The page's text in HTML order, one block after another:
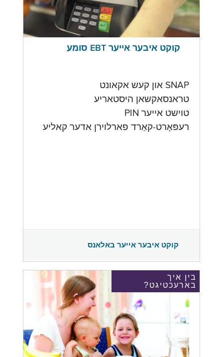
קוקט איבער אייער EBT סומע
SNAP און קעש אקאונט
טראנסאקשאן היסטאריע
טוישט אייער PIN
רעפּאָרט-קאַרד פארלוירן אדער קאליע
קוקט איבער אייער באלאנס
בין איך
בארעכטיגט?